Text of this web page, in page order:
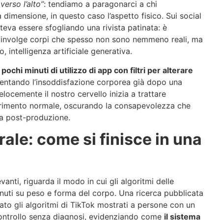
l’alto”: tendiamo a paragonarci a chi
in questo caso l’aspetto fisico. Sui social
essere sfogliando una rivista patinata: è
corpi che spesso non sono nemmeno reali, ma
intelligenza artificiale generativa.
minuti di utilizzo di app con filtri per alterare
l’insoddisfazione corporea già dopo una
il nostro cervello inizia a trattare
normale, oscurando la consapevolezza che
post-produzione.
come si finisce in una
riguarda il modo in cui gli algoritmi delle
su peso e forma del corpo. Una ricerca pubblicata
gli algoritmi di TikTok mostrati a persone con un
senza diagnosi, evidenziando come il sistema